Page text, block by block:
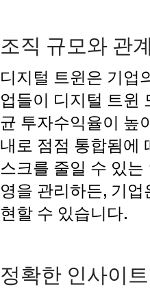
조직 규모와 관
디지털 트윈은 기업
업들이 디지털 트윈
균 투자수익율이 높
내로 점점 통합됨에
스크를 줄일 수 있
영을 관리하든, 기
현할 수 있습니다.
정확한 인사이